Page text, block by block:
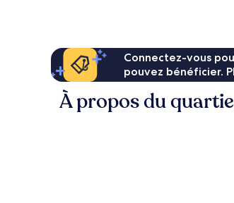
Connectez-vous
pouvez bénéficier.
À propos du